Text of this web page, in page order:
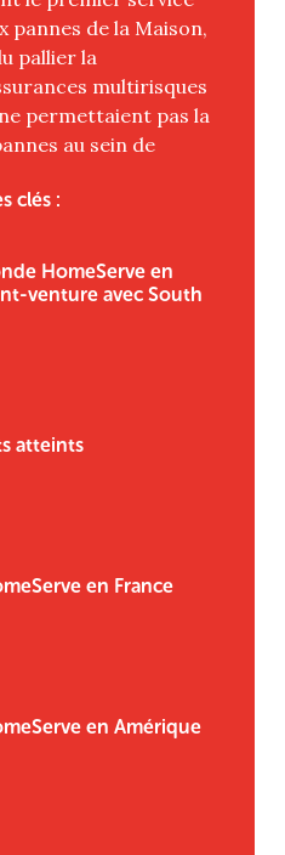
pannes de la Maison,
pallier la
multirisques
permettaient pas la
au sein de
clés :
HomeServe en
venture avec South
atteints
en France
en Amérique